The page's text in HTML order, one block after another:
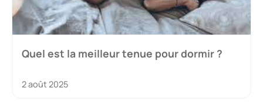
Quel est la meilleur tenue pour dormir ?
2 août 2025